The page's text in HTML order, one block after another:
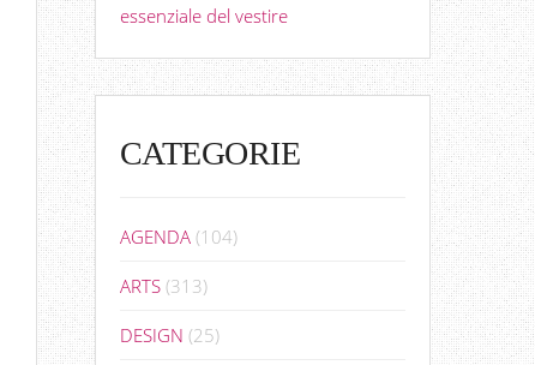
essenziale del vestire
CATEGORIE
AGENDA (104)
ARTS (313)
DESIGN (25)